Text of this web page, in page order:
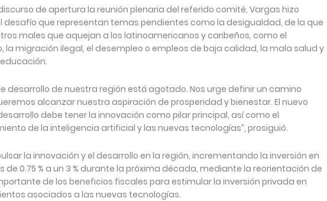
de apertura la reunión plenaria del referido comité, Vargas hizo
desafío que representan temas pendientes como la desigualdad, de la que
males que aquejan a los latinoamericanos y caribeños, como el
la migración ilegal, el desempleo o empleos de baja calidad, la mala salud y
desarrollo de nuestra región está agotado. Nos urge definir un camino
alcanzar nuestra aspiración de prosperidad y bienestar. El nuevo
debe tener la innovación como pilar principal, así como el
de la inteligencia artificial y las nuevas tecnologías”, prosiguió.
la innovación y el desarrollo en la región, incrementando la inversión en
de 0.75 % a un 3 % durante la próxima década, mediante la reorientación de
de los beneficios fiscales para estimular la inversión privada en
asociados a las nuevas tecnologías.